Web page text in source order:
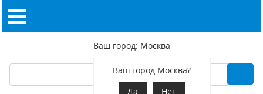
Ваш город: Москва
Ваш город Москва?
Да
Нет